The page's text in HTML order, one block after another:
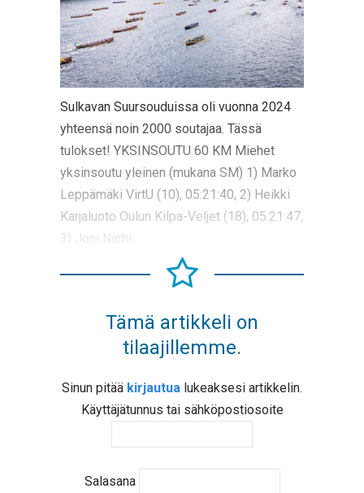
Sulkavan Suursouduissa oli vuonna 2024
yhteensä noin 2000 soutajaa. Tässä
tulokset! YKSINSOUTU 60 KM Miehet
yksinsoutu yleinen (mukana SM) 1) Marko
Leppämäki VirtU (10), 05:21:40, 2) Heikki
Karjaluoto Oulun Kilpa-Veljet (18), 05:21:47,
3) Joni Närhi
Tämä artikkeli on
tilaajillemme.
Sinun pitää kirjautua lukeaksesi artikkelin.
Käyttäjätunnus tai sähköpostiosoite
Salasana